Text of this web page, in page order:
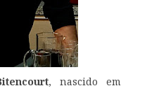
, nascido em